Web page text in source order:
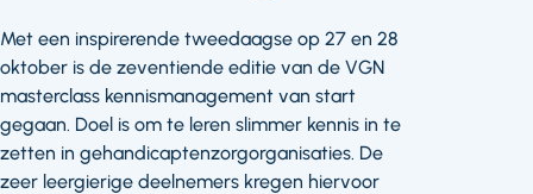
Met een inspirerende tweedaagse op 27 en 28
oktober is de zeventiende editie van de VGN
masterclass kennismanagement van start
gegaan. Doel is om te leren slimmer kennis in te
zetten in gehandicaptenzorgorganisaties. De
zeer leergierige deelnemers kregen hiervoor